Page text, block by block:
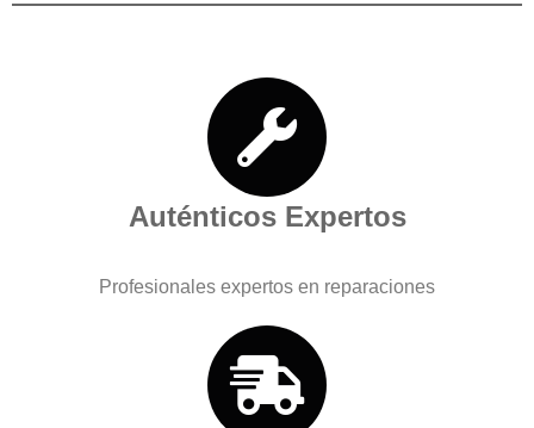
Auténticos Expertos
Profesionales expertos en reparaciones